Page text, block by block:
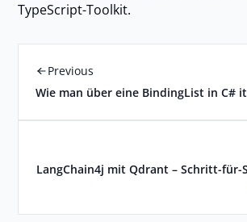
TypeScript-Toolkit.
Previous
Wie man über eine BindingList in C#
LangChain4j mit Qdrant – Schritt-